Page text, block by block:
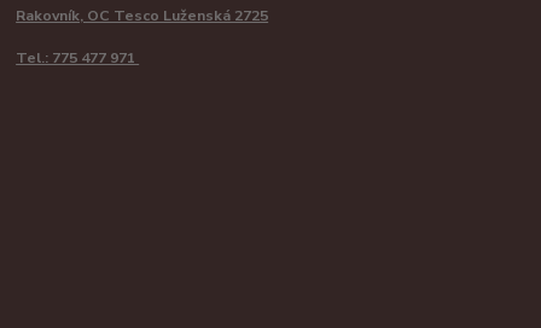
Rakovník, OC Tesco Luženská 2725
Tel.: 775 477 971